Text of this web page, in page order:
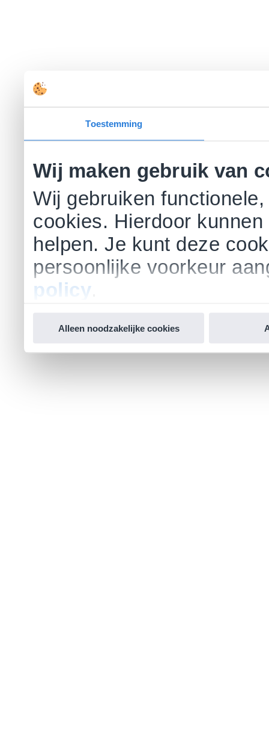
Toestemming
Wij maken gebruik van
Wij gebruiken
cookies. Hierdoor
helpen. Je kunt deze
persoonlijke voorkeur
policy
Alleen noodzakelijke cookies